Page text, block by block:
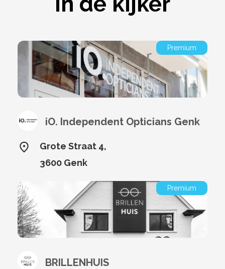
Premium
iO. Independent Opticians Genk
Grote Straat 4,
3600 Genk
Premium
BRILLENHUIS